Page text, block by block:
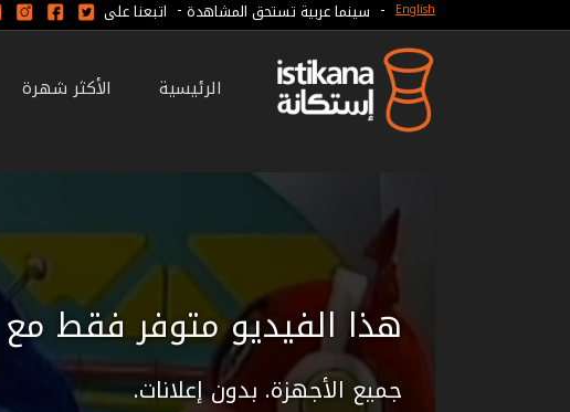
English
- سينما عربية تستحق المشاهدة - اتبعنا على
الرئيسية الأكثر شهرة
هذا الفيديو متوفر فقط
جميع الأجهزة. بدون إعلانات.